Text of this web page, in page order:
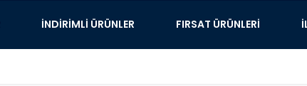
İNDİRİMLİ ÜRÜNLER FIRSAT ÜRÜNLERİ